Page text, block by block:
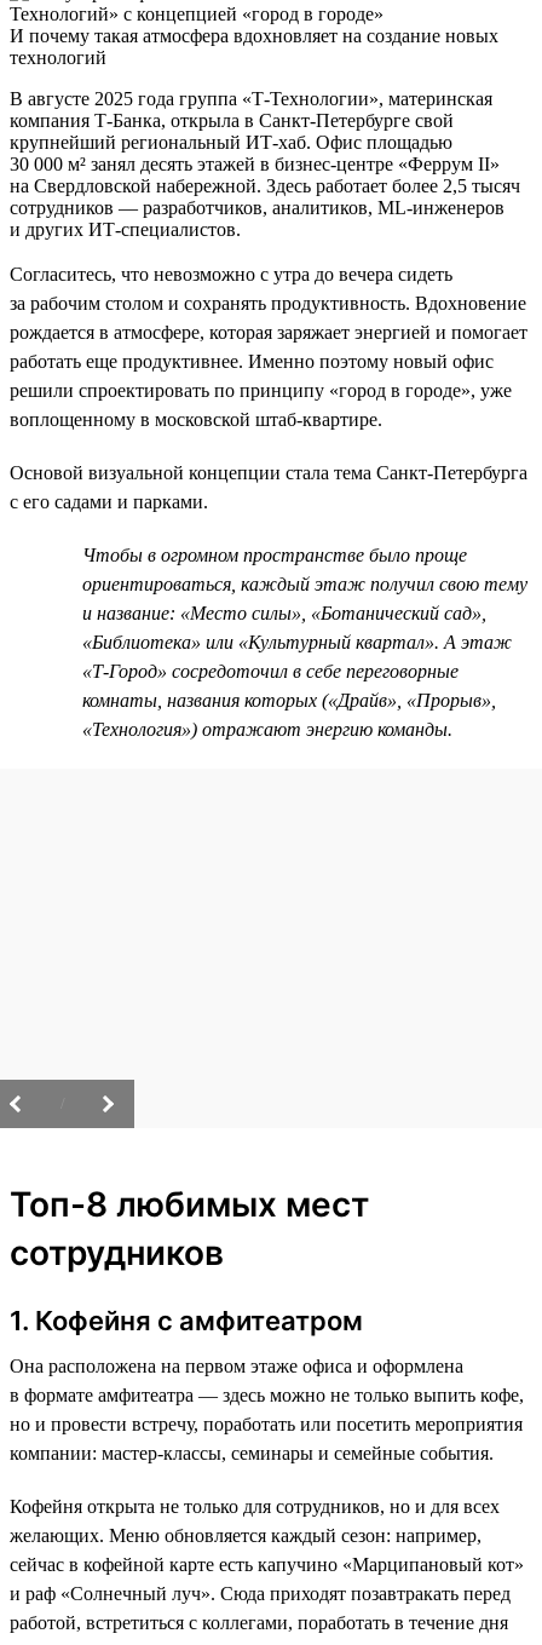
И почему такая атмосфера вдохновляет на создание новых
технологий
В августе 2025 года группа «Т-Технологии», материнская
компания Т-Банка, открыла в Санкт-Петербурге свой
крупнейший региональный ИТ-хаб. Офис площадью
30 000 м² занял десять этажей в бизнес-центре «Феррум II»
на Свердловской набережной. Здесь работает более 2,5 тысяч
сотрудников — разработчиков, аналитиков, ML-инженеров
и других ИТ-специалистов.
Согласитесь, что невозможно с утра до вечера сидеть
за рабочим столом и сохранять продуктивность. Вдохновение
рождается в атмосфере, которая заряжает энергией и помогает
работать еще продуктивнее. Именно поэтому новый офис
решили спроектировать по принципу «город в городе», уже
воплощенному в московской штаб-квартире.
Основой визуальной концепции стала тема Санкт-Петербурга
с его садами и парками.
Чтобы в огромном пространстве было проще
ориентироваться, каждый этаж получил свою тему
и название: «Место силы», «Ботанический сад»,
«Библиотека» или «Культурный квартал». А этаж
«Т-Город» сосредоточил в себе переговорные
комнаты, названия которых («Драйв», «Прорыв»,
«Технология») отражают энергию команды.
Топ-8 любимых мест
сотрудников
1. Кофейня с амфитеатром
Она расположена на первом этаже офиса и оформлена
в формате амфитеатра — здесь можно не только выпить кофе,
но и провести встречу, поработать или посетить мероприятия
компании: мастер-классы, семинары и семейные события.
Кофейня открыта не только для сотрудников, но и для всех
желающих. Меню обновляется каждый сезон: например,
сейчас в кофейной карте есть капучино «Марципановый кот»
и раф «Солнечный луч». Сюда приходят позавтракать перед
работой, встретиться с коллегами, поработать в течение дня